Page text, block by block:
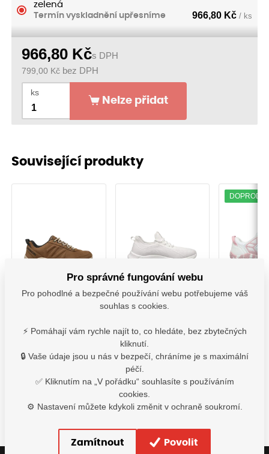
zelená
Termín vyskladnění upřesníme
966,80 Kč / ks
966,80 Kčs DPH
799,00 Kč bez DPH
ks
Nelze přidat
Související produkty
Obuv BNN
Barefoot LEATHER
brown (36-48)
1 649,00 Kč
Obuv BNN
polobotka
MEADOW OB
White
B_0000123
Vyskladnění ihned
1 339,00Kč
DOPRODEJ
white/
1
Pro správné fungování webu
Pro pohodlné a bezpečné používání webu potřebujeme váš
souhlas s cookies.
⚡ Pomáhají vám rychle najít to, co hledáte, bez zbytečných
kliknutí.
🔒 Vaše údaje jsou u nás v bezpečí, chráníme je s maximální
péčí.
✅ Kliknutím na „V pořádku“ souhlasíte s používáním
cookies.
⚙️ Nastavení můžete kdykoli změnit v ochraně soukromí.
Zamítnout Povolit